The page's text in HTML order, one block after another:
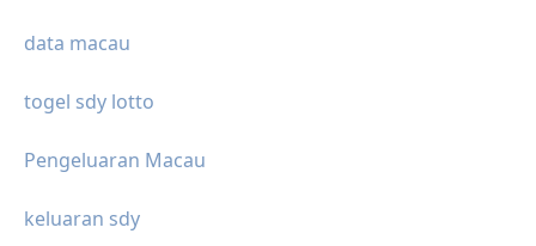
data macau
togel sdy lotto
Pengeluaran Macau
keluaran sdy